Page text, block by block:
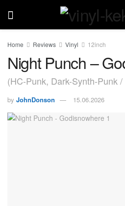
Home Reviews Vinyl 12inch
Night Punch –
(HC-Punk, Dark-Synth-Punk
by JohnDonson 15.06.2026